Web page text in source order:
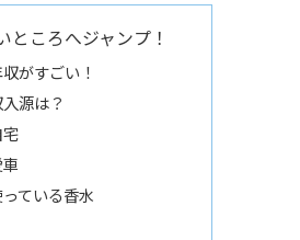
ところへジャンプ！
がすごい！
源は？
ている香水